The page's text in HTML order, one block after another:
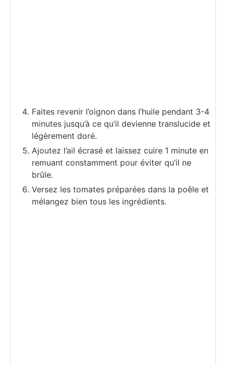
Faites revenir l’oignon dans l’huile pendant 3-4
minutes jusqu’à ce qu’il devienne translucide et
légèrement doré.
Ajoutez l’ail écrasé et laissez cuire 1 minute en
remuant constamment pour éviter qu’il ne
brûle.
Versez les tomates préparées dans la poêle et
mélangez bien tous les ingrédients.